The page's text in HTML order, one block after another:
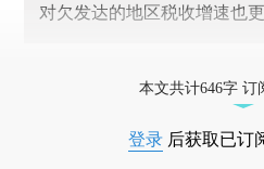
对欠发达的地区税收增速也
本文共计646字 订
登录 后获取已订